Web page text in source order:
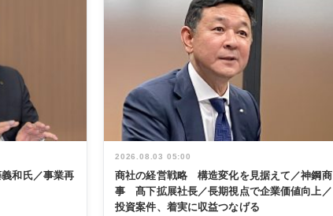
和氏／事業再
2026.08.03 05:00
商社の経営戦略 構造変化を見据えて／神鋼商
事 髙下拡展社長／長期視点で企業価値向上／
投資案件、着実に収益つなげる